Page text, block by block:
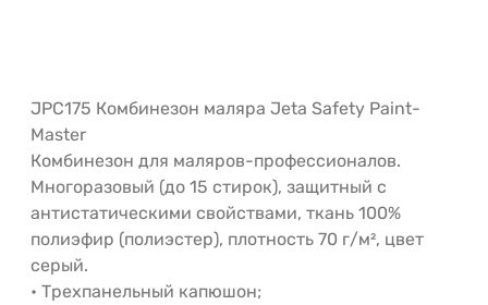
JPC175 Комбинезон маляра Jeta Safety Paint-
Master
Комбинезон для маляров-профессионалов.
Многоразовый (до 15 стирок), защитный с
антистатическими свойствами, ткань 100%
полиэфир (полиэстер), плотность 70 г/м², цвет
серый.
• Трехпанельный капюшон;